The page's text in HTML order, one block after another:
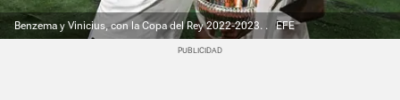
Benzema y Vinicius, con la Copa del Rey 2022-2023. . EFE